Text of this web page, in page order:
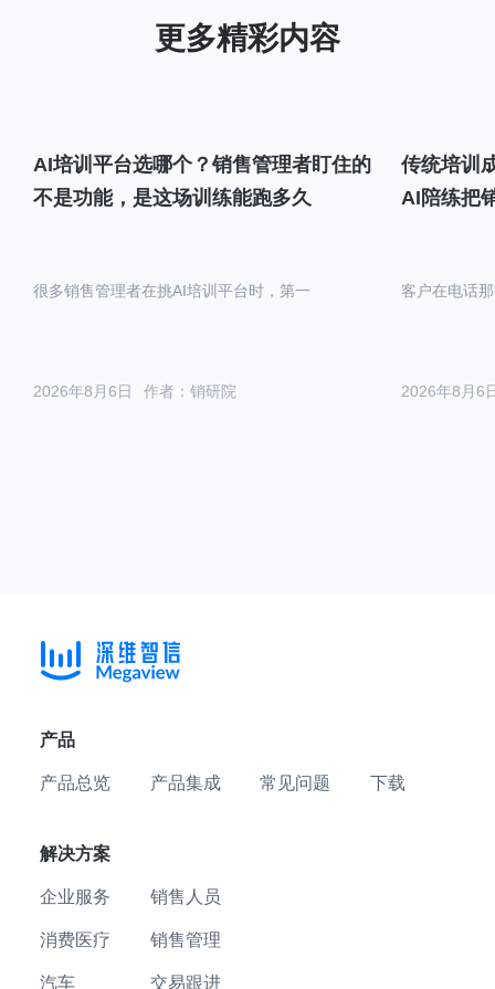
AI培训平台选哪个？销售管理者盯住的
不是功能，是这场训练能跑多久
作者：销研院
2026年8月6日
很多销售管理者在挑AI培训平台时，第一
传统培训
AI陪练把
2026年8月6
客户在电话
产品
产品总览 产品集成 常见问题 下载
解决方案
企业服务
消费医疗
汽车
销售人员
销售管理
交易跟进